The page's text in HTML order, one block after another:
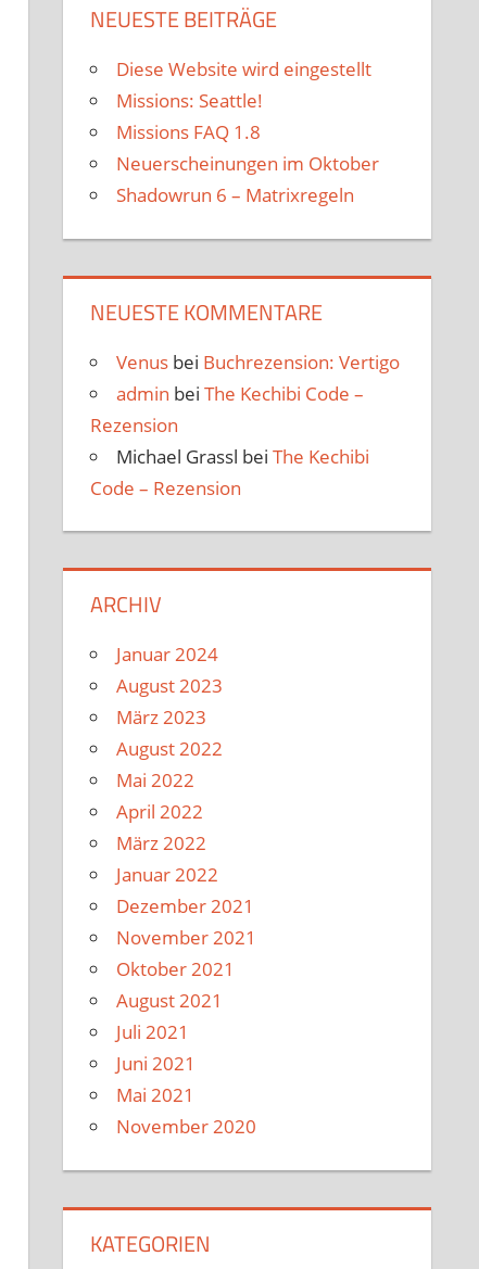
NEUESTE BEITRÄGE
Diese Website wird eingestellt
Missions: Seattle!
Missions FAQ 1.8
Neuerscheinungen im Oktober
Shadowrun 6 – Matrixregeln
NEUESTE KOMMENTARE
Venus bei Buchrezension: Vertigo
admin beiThe Kechibi Code –
Rezension
Michael Grassl beiThe Kechibi
Code – Rezension
ARCHIV
Januar 2024
August 2023
März 2023
August 2022
Mai 2022
April 2022
März 2022
Januar 2022
Dezember 2021
November 2021
Oktober 2021
August 2021
Juli 2021
Juni 2021
Mai 2021
November 2020
KATEGORIEN